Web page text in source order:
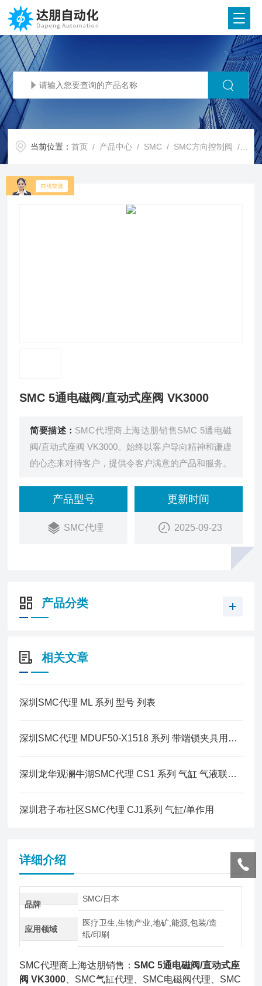
当前位置：首页 / 产品中心 / SMC / SMC方向控制阀 / SMC代理SMC 5通电磁阀/直动式座阀 VK3000
SMC 5通电磁阀/直动式座阀 VK3000
简要描述： SMC代理商上海达朋销售SMC 5通电磁
阀/直动式座阀 VK3000。始终以客户导向精神和谦虚
的心态来对待客户，提供令客户满意的产品和服务。
产品型号
SMC代理
更新时间
2025-09-23
产品分类
相关文章
深圳SMC代理 ML 系列 型号 列表
深圳SMC代理 MDUF50-X1518 系列 带端锁夹具用气缸规格
深圳龙华观澜牛湖SMC代理 CS1 系列 气缸 气液联用型
深圳君子布社区SMC代理 CJ1系列 气缸/单作用
详细介绍
品牌
SMC/日本
应用领域
医疗卫生,生物产业,地矿,能源,包装/造
纸/印刷
SMC代理商上海达朋销售：SMC 5通电磁阀/直动式座
阀 VK3000 、SMC气缸代理、SMC电磁阀代理、SMC